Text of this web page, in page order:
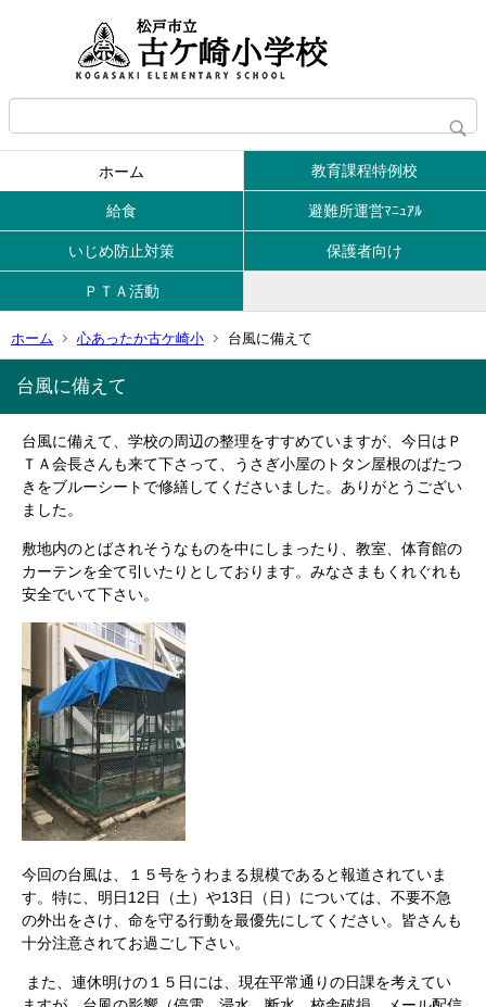
ホーム 教育課程特例校
給食 避難所運営ﾏﾆｭｱﾙ
いじめ防止対策 保護者向け
ＰＴＡ活動
ホーム 心あったか古ケ崎小 台風に備えて
台風に備えて
台風に備えて、学校の周辺の整理をすすめていますが、今日はＰ
ＴＡ会長さんも来て下さって、うさぎ小屋のトタン屋根のばたつ
きをブルーシートで修繕してくださいました。ありがとうござい
ました。
敷地内のとばされそうなものを中にしまったり、教室、体育館の
カーテンを全て引いたりとしております。みなさまもくれぐれも
安全でいて下さい。
今回の台風は、１５号をうわまる規模であると報道されていま
す。特に、明日12日（土）や13日（日）については、不要不急
の外出をさけ、命を守る行動を最優先にしてください。皆さんも
十分注意されてお過ごし下さい。
また、連休明けの１５日には、現在平常通りの日課を考えてい